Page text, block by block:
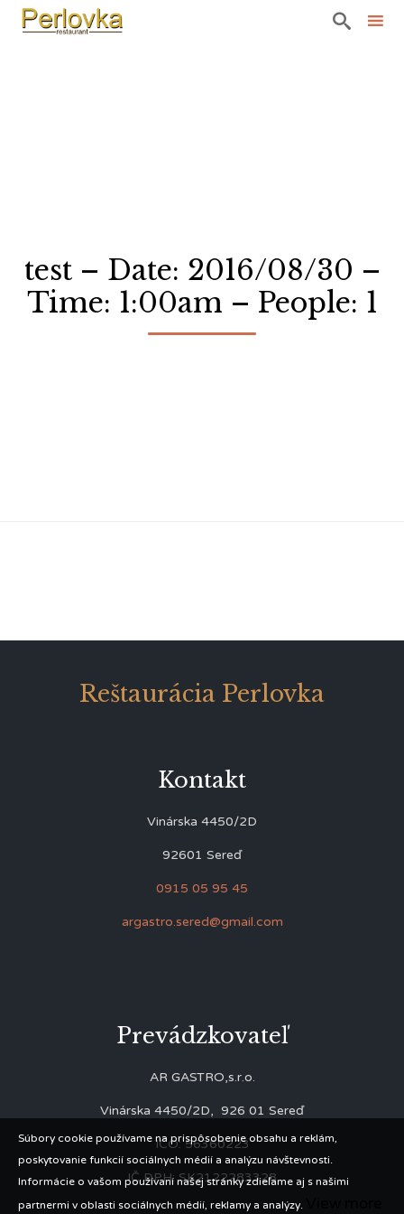

test – Date: 2016/08/30 –
Time: 1:00am – People: 1
Reštaurácia Perlovka
Kontakt
Vinárska 4450/2D
92601 Sereď
0915 05 95 45
argastro.sered@gmail.com
Prevádzkovateľ
AR GASTRO,s.r.o.
Vinárska 4450/2D, 926 01 Sereď
IČO: 56360223
IČ DPH: SK2122283328
Súbory cookie používame na prispôsobenie obsahu a reklám,
poskytovanie funkcií sociálnych médií a analýzu návštevnosti.
Informácie o vašom používaní našej stránky zdieľame aj s našimi
partnermi v oblasti sociálnych médií, reklamy a analýzy.